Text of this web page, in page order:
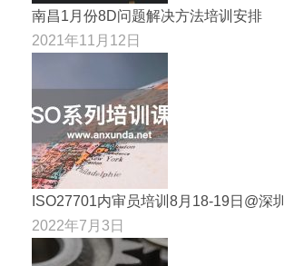
南昌1月份8D问题解决方法培训安排
2021年11月12日
ISO27701内审员培训8月18-19日@深圳
2022年7月3日